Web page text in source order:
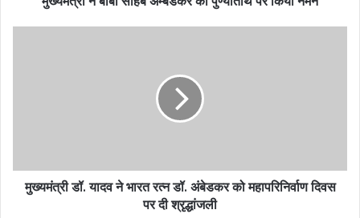
मुख्यमंत्री डॉ. यादव ने भारत रत्न डॉ. अंबेडकर को महापरिनिर्वाण दिवस
पर दी श्रृद्धांजली